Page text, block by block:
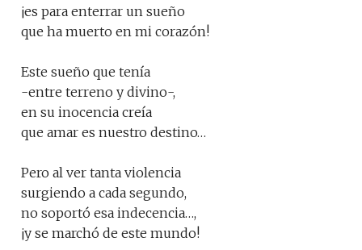
¡es para enterrar un sueño
que ha muerto en mi corazón!
Este sueño que tenía
-entre terreno y divino-,
en su inocencia creía
que amar es nuestro destino…
Pero al ver tanta violencia
surgiendo a cada segundo,
no soportó esa indecencia…,
¡y se marchó de este mundo!